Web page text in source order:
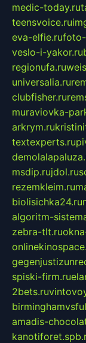
medic-today.ru
teensvoice.ru
eva-elfie.ru
veslo-i-yakor.ru
regionufa.ru
universalia.ru
clubfisher.ru
muraviovka-
arkrym.ru
textexperts.ru
msdip.rujdol.ru
rezemkleim.ru
biolisichka24.ru
algoritm-
zebra-tlt.ru
spiski-firm.ru
2bets.ru
amadis-